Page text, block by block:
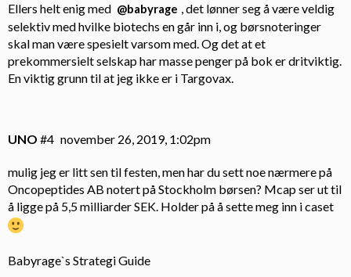
Ellers helt enig med @babyrage , det lønner seg å være veldig
selektiv med hvilke biotechs en går inn i, og børsnoteringer
skal man være spesielt varsom med. Og det at et
prekommersielt selskap har masse penger på bok er dritviktig.
En viktig grunn til at jeg ikke er i Targovax.
UNO november 26, 2019, 1:02pm
#4
mulig jeg er litt sen til festen, men har du sett noe nærmere på
Oncopeptides AB notert på Stockholm børsen? Mcap ser ut til
å ligge på 5,5 milliarder SEK. Holder på å sette meg inn i caset
Babyrage`s Strategi Guide